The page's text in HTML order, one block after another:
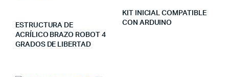
ESTRUCTURA DE
ACRÍLICO BRAZO ROBOT 4
GRADOS DE LIBERTAD
KIT INICIAL COMPATIBLE
CON ARDUINO